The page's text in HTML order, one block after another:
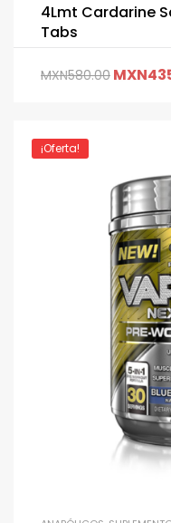
4Lmt Cardarine
Tabs
MXN580.00 MXN
¡Oferta!